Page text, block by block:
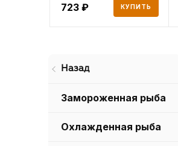
723 КУПИТЬ
Назад
Замороженная рыба
Охлажденная рыба